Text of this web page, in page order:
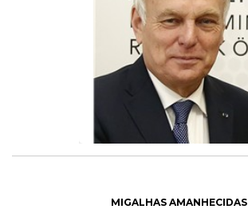
MIGALHAS AMANHECIDAS